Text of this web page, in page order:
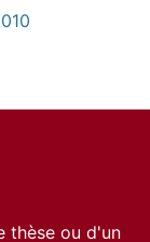
thèse ou d'un